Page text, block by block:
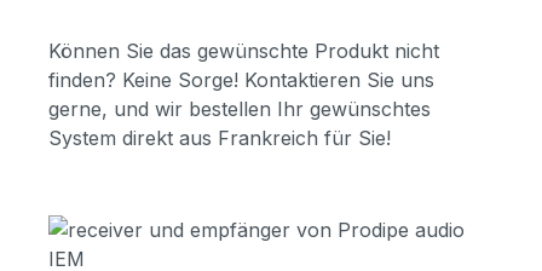
Können Sie das gewünschte Produkt nicht
finden? Keine Sorge! Kontaktieren Sie uns
gerne, und wir bestellen Ihr gewünschtes
System direkt aus Frankreich für Sie!